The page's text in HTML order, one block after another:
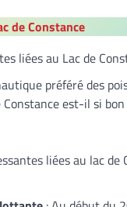
de Constance
liées au Lac de
préféré des
Constance est-il si
liées au lac